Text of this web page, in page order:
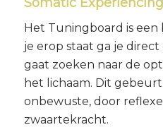
Het Tuningboard is een
je erop staat ga je
gaat zoeken naar de
het lichaam. Dit
onbewuste, door
zwaartekracht.